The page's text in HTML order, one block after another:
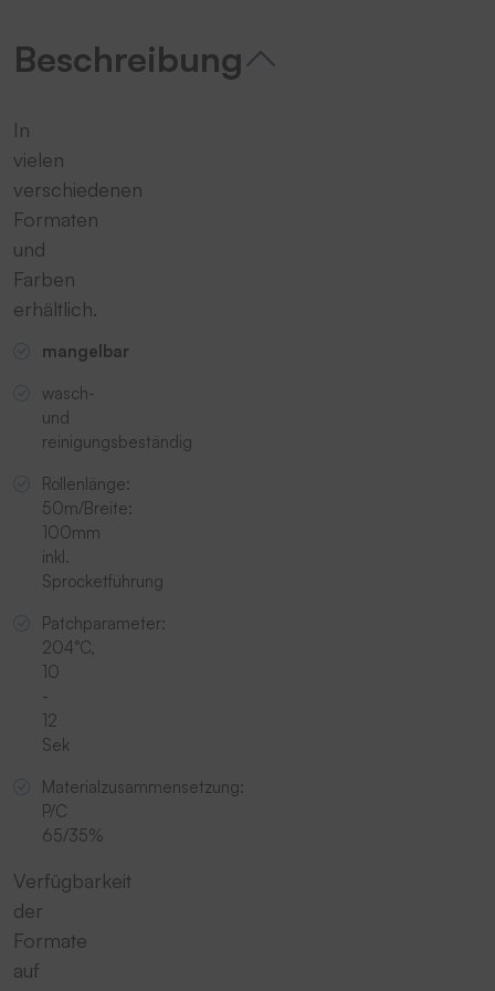
Beschreibung
In
vielen
verschiedenen
Formaten
und
Farben
erhältlich.
mangelbar
wasch-
und
reinigungsbeständig
Rollenlänge:
50m/Breite:
100mm
inkl.
Sprocketführung
Patchparameter:
204°C,
10
-
12
Sek
Materialzusammensetzung:
P/C
65/35%
Verfügbarkeit
der
Formate
auf